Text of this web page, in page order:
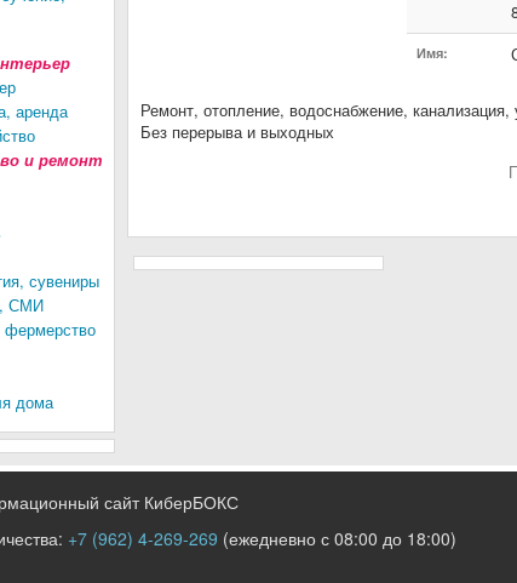
аренда
и ремонт
сувениры
СМИ
фермерство
дома
Имя:
Ремонт, отопление, водоснабжение,
Без перерыва и выходных
сайт КиберБОКС
+7 (962) 4-269-269 (ежедневно с 08:00 до 18:00)